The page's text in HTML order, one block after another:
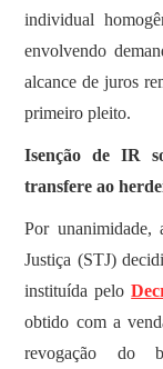
individual
envolvendo
alcance de juros
primeiro pleito.
Isenção de IR
transfere ao
Por unanimidade,
Justiça (STJ)
instituída pelo
obtido com a
revogação do